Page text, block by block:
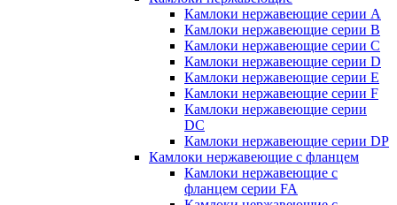
Камлоки нержавеющие серии А
Камлоки нержавеющие серии В
Камлоки нержавеющие серии C
Камлоки нержавеющие серии D
Камлоки нержавеющие серии E
Камлоки нержавеющие серии F
Камлоки нержавеющие серии
DC
Камлоки нержавеющие серии DP
Камлоки нержавеющие с фланцем
Камлоки нержавеющие с
фланцем серии FA